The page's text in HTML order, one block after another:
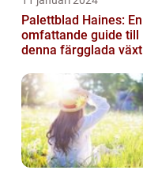
Palettblad Haines: En
omfattande guide till
denna färgglada växt